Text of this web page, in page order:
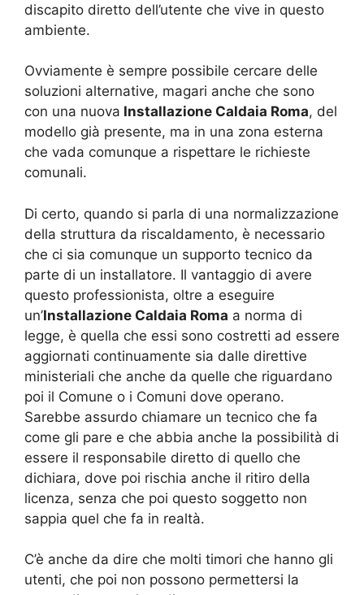
discapito diretto dell’utente che vive in questo
ambiente.
Ovviamente è sempre possibile cercare delle
soluzioni alternative, magari anche che sono
con una nuova Installazione Caldaia Roma, del
modello già presente, ma in una zona esterna
che vada comunque a rispettare le richieste
comunali.
Di certo, quando si parla di una normalizzazione
della struttura da riscaldamento, è necessario
che ci sia comunque un supporto tecnico da
parte di un installatore. Il vantaggio di avere
questo professionista, oltre a eseguire
un’Installazione Caldaia Roma a norma di
legge, è quella che essi sono costretti ad essere
aggiornati continuamente sia dalle direttive
ministeriali che anche da quelle che riguardano
poi il Comune o i Comuni dove operano.
Sarebbe assurdo chiamare un tecnico che fa
come gli pare e che abbia anche la possibilità di
essere il responsabile diretto di quello che
dichiara, dove poi rischia anche il ritiro della
licenza, senza che poi questo soggetto non
sappia quel che fa in realtà.
C’è anche da dire che molti timori che hanno gli
utenti, che poi non possono permettersi la